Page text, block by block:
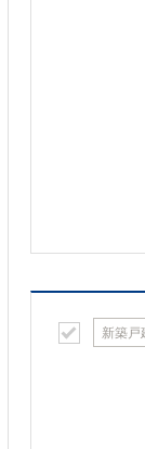
新築戸